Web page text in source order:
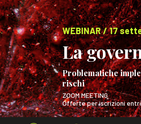
WEBINAR / 17
La
Problematiche
rischi
ZOOM MEETING
Offerte per iscrizioni